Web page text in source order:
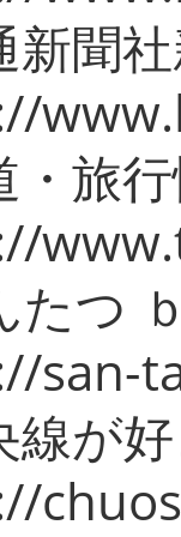
新聞
・旅
たつ
san-
線が